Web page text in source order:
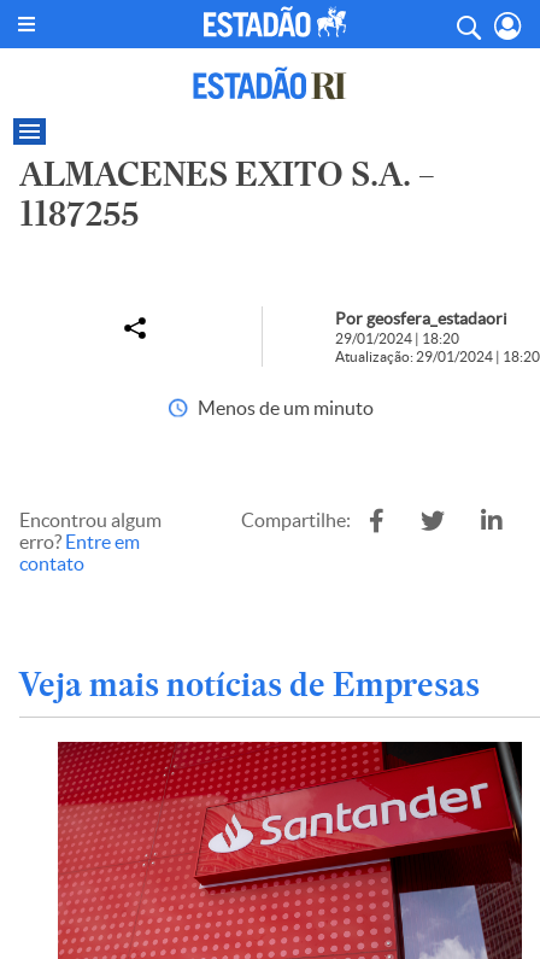
ALMACENES EXITO S.A. –
1187255
Por geosfera_estadaori
29/01/2024 | 18:20
Atualização: 29/01/2024 | 18:20
Menos de um minuto
Encontrou algum
erro? Entre em
contato
Compartilhe:
Veja mais notícias de Empresas